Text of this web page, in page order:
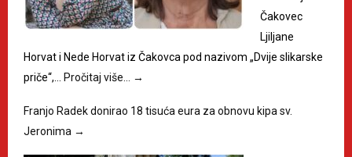
Čakovec
Ljiljane
Horvat i Nede Horvat iz Čakovca pod nazivom „Dvije slikarske
priče“,… Pročitaj više… →
Franjo Radek donirao 18 tisuća eura za obnovu kipa sv.
Jeronima →